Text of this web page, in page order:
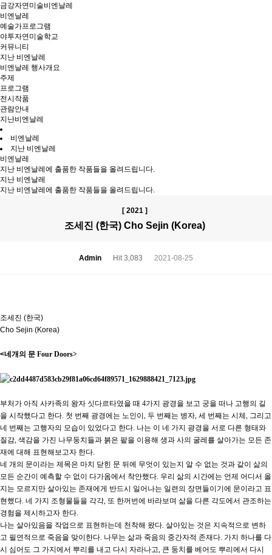
금강자연미술비엔날레
비엔날레
예술가프로그램
야투자연미술학교
커뮤니티
지난 비엔날레
비엔날레 행사개요
주제
프로그램
전시작품
관람안내
지난비엔날레
비엔날레
지난 비엔날레
비엔날레
지난 비엔날레에 출품한 작품들을 올려드립니다.
지난 비엔날레
지난 비엔날레에 출품한 작품들을 올려드립니다.
[ 2021 ]
조세진 (한국) Cho Sejin (Korea)
Admin Hit 3,083 2021-08-25
조세진 (한국)
Cho Sejin (Korea)
​<네 개의 문 Four Doors>
부처가 아직 사카족의 왕자 싯다르타였을 때 4가지 광경을 보고 궁을 떠나 고행의 길
을 시작했다고 한다. 첫 번째 광경에는 노인이 , 두 번째는 병자, 세 번째는 시체 , 그리고
네 번째는 고행자의 모습이 있었다고 한다. 나는 이 네 가지 광경을 서로 다른 형태와
질감, 색감을 가진 나무둥치들과 붉은 팥을 이용해 생과 사의 굴레를 살아가는 모든 존
재에 대해 표현해보고자 한다.
네 개의 문이라는 제목은 마치 닫힌 문 뒤에 무엇이 있는지 알 수 없는 것과 같이 삶의
모든 순간이 예측할 수 없이 다가옴에서 착안했다. 우리 삶의 시간에는 언제 어디서 올
지는 모르지만 살아있는 존재에게 반드시 일어나는 일련의 장면들이기에 문이라고 표
현했다. 네 가지 조형물들을 각각, 또 한꺼번에 바라보며 삶을 다른 각도에서 관조하는
경험을 제시하고자 한다.
나는 살아있음을 작업으로 표현하는데 천착해 왔다. 살아있는 것은 지속적으로 변하
고 필연적으로 죽음을 맞이한다. 나무는 삶과 죽음의 중간자적 존재다. 가지 하나를 다
시 심어도 그 가지에서 뿌리를 내고 다시 자라나고, 큰 둥치를 베어도 뿌리에서 다시